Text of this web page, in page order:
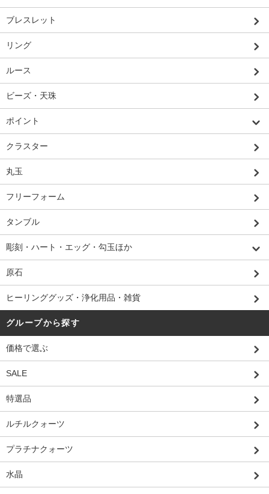
ブレスレット
リング
ルース
ビーズ・天珠
ポイント
クラスター
丸玉
フリーフォーム
タンブル
彫刻・ハート・エッグ・勾玉ほか
原石
ヒーリンググッズ・浄化用品・雑貨
グループから探す
価格で選ぶ
SALE
特選品
ルチルクォーツ
プラチナクォーツ
水晶